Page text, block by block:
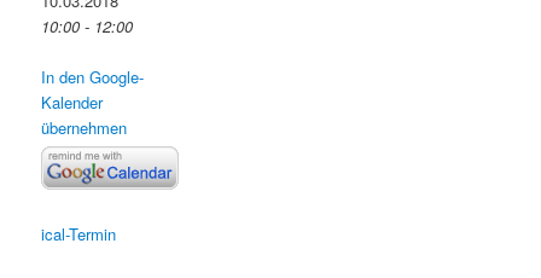
10:00 - 12:00
In den Google-
Kalender
übernehmen
ical-Termin